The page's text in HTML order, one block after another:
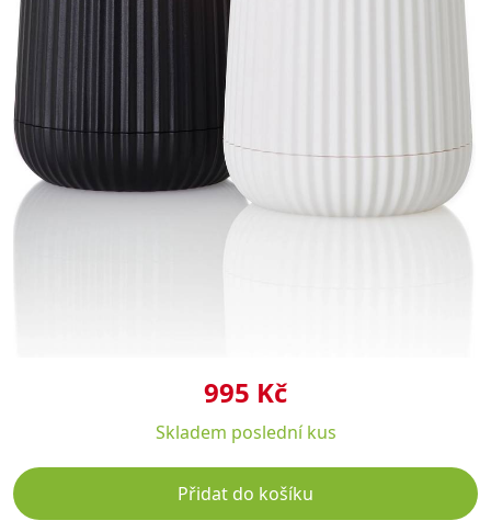
995 Kč
Skladem poslední kus
Přidat do košíku